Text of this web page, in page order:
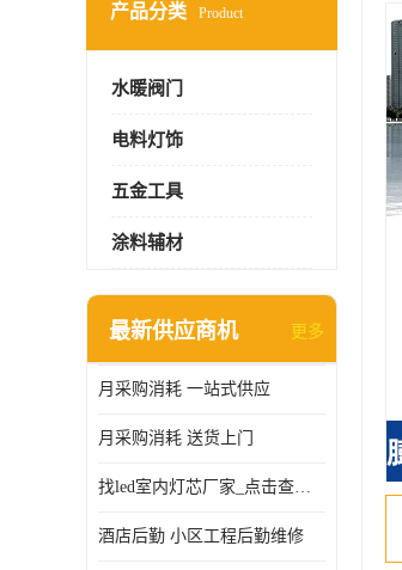
产品分类 Product
水暖阀门
电料灯饰
五金工具
涂料辅材
最新供应商机 更多
月采购消耗 一站式供应
月采购消耗 送货上门
找led室内灯芯厂家_点击查看更多
酒店后勤 小区工程后勤维修